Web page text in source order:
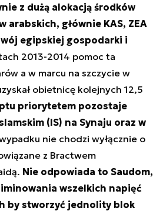
z dużą alokacją środków
arabskich, głównie KAS, ZEA
egipskiej gospodarki i
2013-2014 pomoc ta
a w marcu na szczycie w
obietnicę kolejnych 12,5
priorytetem pozostaje
(IS) na Synaju oraz w
nie chodzi wyłącznie o
z Bractwem
Nie odpowiada to Saudom,
wszelkich napięć
by stworzyć jednolity blok